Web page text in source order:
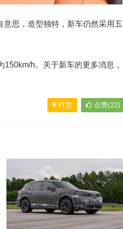
思，造型独特，新车仍然采用五
h。关于新车的更多消息，
打赏 点赞(22)